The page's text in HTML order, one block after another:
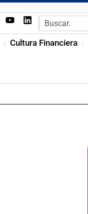
Cultura Financiera